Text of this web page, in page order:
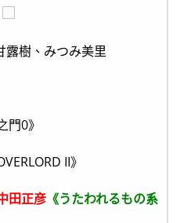
露樹、みつみ美里
門0》
II》
田正彦 《うたわれるもの系